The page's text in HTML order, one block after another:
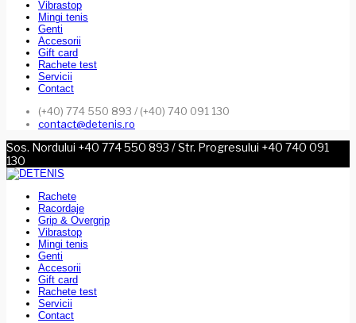
Vibrastop
Mingi tenis
Genti
Accesorii
Gift card
Rachete test
Servicii
Contact
(+40) 774 550 893 / (+40) 740 091 130
contact@detenis.ro
Sos. Nordului +40 774 550 893 / Str. Progresului +40 740 091
130
Rachete
Racordaje
Grip & Overgrip
Vibrastop
Mingi tenis
Genti
Accesorii
Gift card
Rachete test
Servicii
Contact